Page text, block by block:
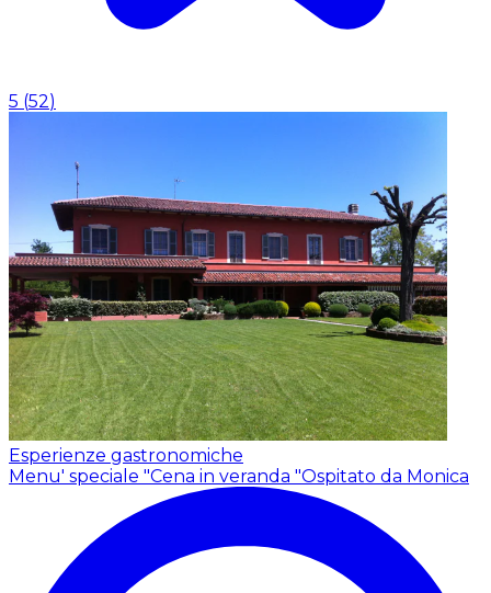
5 (52)
Esperienze gastronomiche
Menu' speciale "Cena in veranda "Ospitato da Monica